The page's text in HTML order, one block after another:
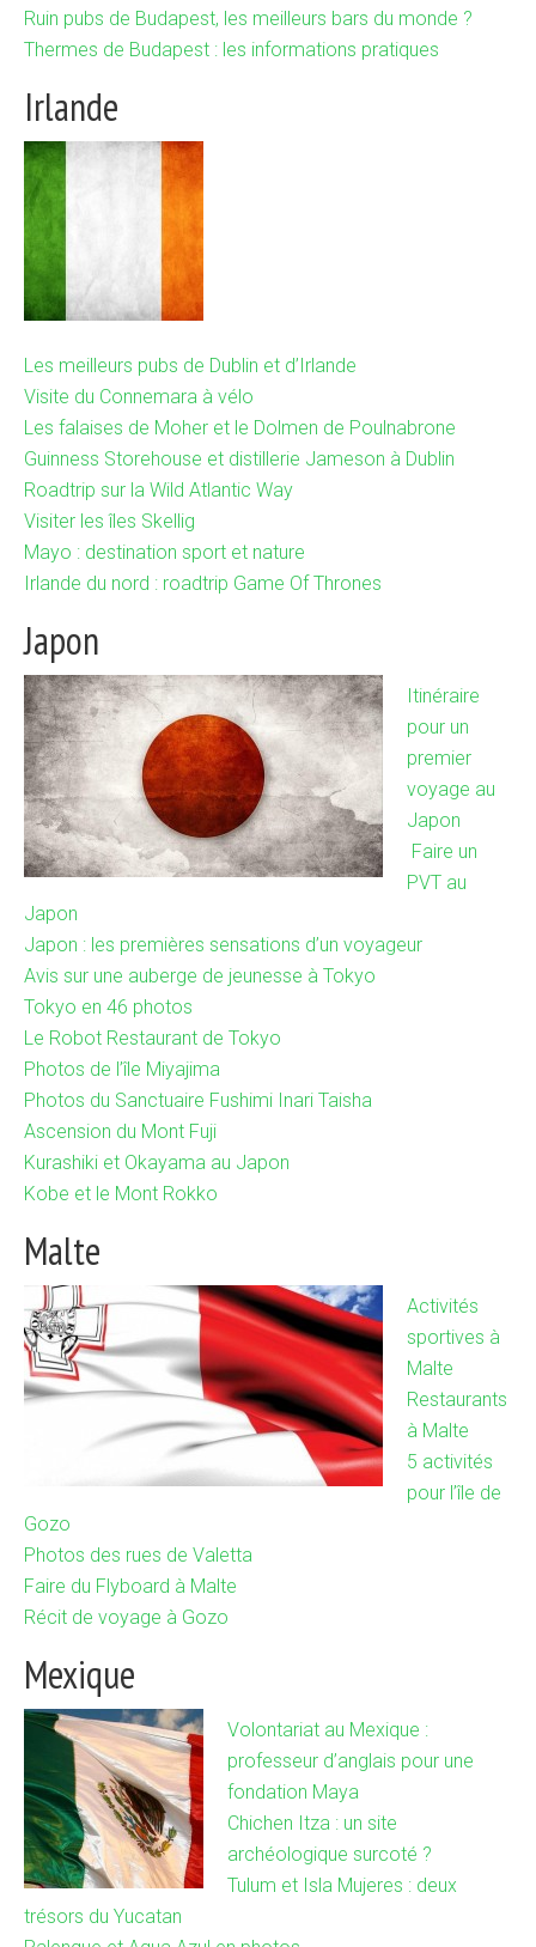
Ruin pubs de Budapest, les meilleurs bars du monde ?
Thermes de Budapest : les informations pratiques
Irlande
Les meilleurs pubs de Dublin et d’Irlande
Visite du Connemara à vélo
Les falaises de Moher et le Dolmen de Poulnabrone
Guinness Storehouse et distillerie Jameson à Dublin
Roadtrip sur la Wild Atlantic Way
Visiter les îles Skellig
Mayo : destination sport et nature
Irlande du nord : roadtrip Game Of Thrones
Japon
Itinéraire
pour un
premier
voyage au
Japon
Faire un
PVT au
Japon
Japon : les premières sensations d’un voyageur
Avis sur une auberge de jeunesse à Tokyo
Tokyo en 46 photos
Le Robot Restaurant de Tokyo
Photos de l’île Miyajima
Photos du Sanctuaire Fushimi Inari Taisha
Ascension du Mont Fuji
Kurashiki et Okayama au Japon
Kobe et le Mont Rokko
Malte
Activités
sportives à
Malte
Restaurants
à Malte
5 activités
pour l’île de
Gozo
Photos des rues de Valetta
Faire du Flyboard à Malte
Récit de voyage à Gozo
Mexique
Volontariat au Mexique :
professeur d’anglais pour une
fondation Maya
Chichen Itza : un site
archéologique surcoté ?
Tulum et Isla Mujeres : deux
trésors du Yucatan